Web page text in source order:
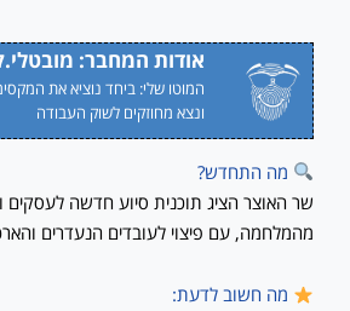
אודות המחבר:
המוטו שלי: ביחד נוציא את
ונצא מחוזקים לשוק העבודה
מה התחדש?
שר האוצר הציג תוכנית סיוע חדשה לעסקים
מהמלחמה, עם פיצוי לעובדים הנעדרים
מה חשוב לדעת: